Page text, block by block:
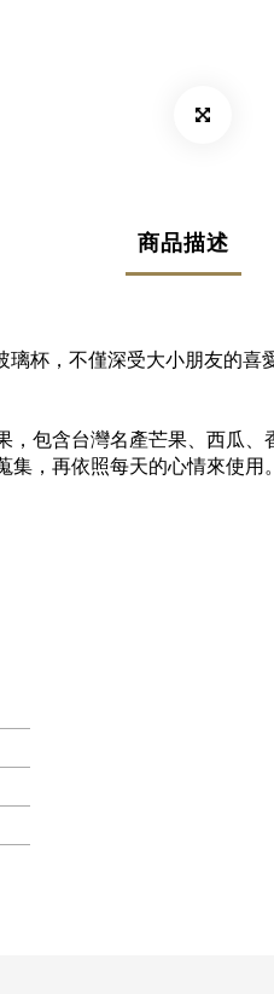
商品描述
杯，不僅深受大小朋友的喜
包含台灣名產芒果、西瓜
，再依照每天的心情來使用。